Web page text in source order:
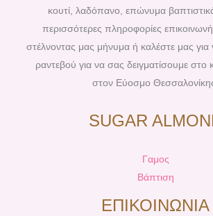
t
m
κουτί, λαδόπανο, επώνυμα
περισσότερες πληροφορίες
στέλνοντας μας μήνυμα ή καλέστε μας για
ραντεβού για να σας δειγματίσουμε στο
στον Εύοσμο
SUGAR
Γαμος
Βάπτιση
ΕΠΙΚΟΙΝΩΝΙΑ